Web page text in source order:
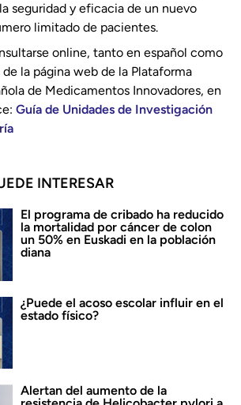
seguridad y eficacia de un nuevo
limitado de pacientes.
online, tanto en español como
la página web de la Plataforma
de Medicamentos Innovadores, en
Guía de Unidades de Investigación
INTERESAR
El programa de cribado ha reducido
la mortalidad por cáncer de colon
un 50% en Euskadi en la población
diana
¿Puede el acoso escolar influir en el
estado físico?
Alertan del aumento de la